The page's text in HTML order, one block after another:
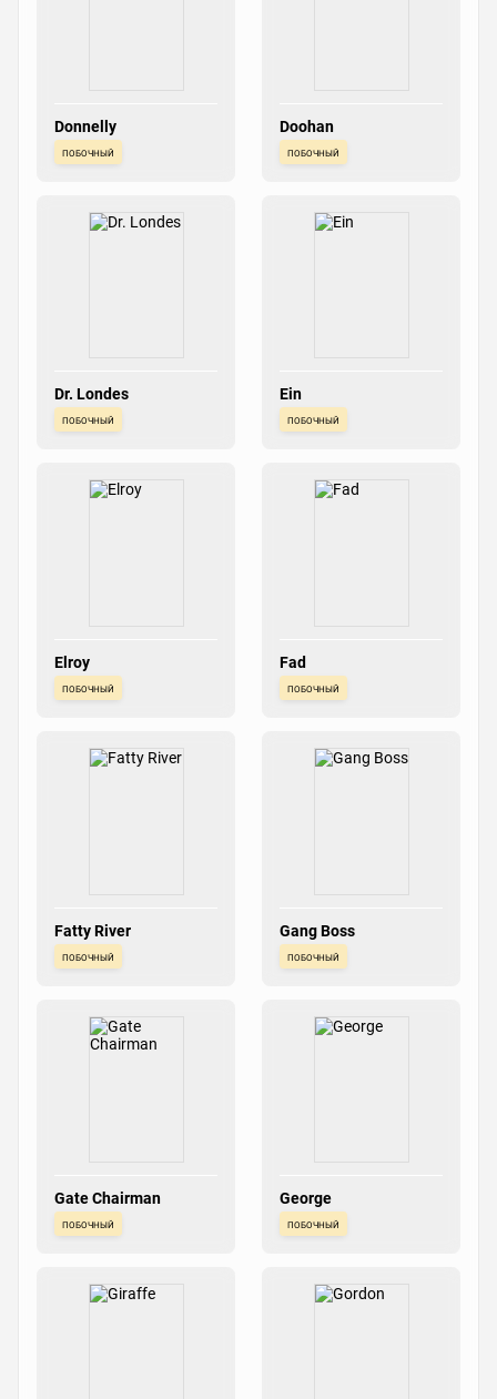
Donnelly
побочный
Doohan
побочный
Dr. Londes
побочный
Ein
побочный
Elroy
побочный
Fad
побочный
Fatty River
побочный
Gang Boss
побочный
Gate Chairman
побочный
George
побочный